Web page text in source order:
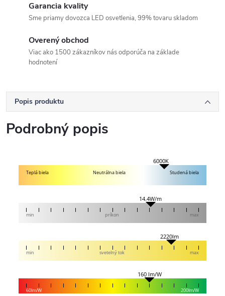
Garancia kvality
Sme priamy dovozca LED osvetlenia, 99% tovaru skladom
Overený obchod
Viac ako 1500 zákazníkov nás odporúča na základe
hodnotení
Popis produktu
Podrobný popis
6000K
Teplá biela Neutrálna biela Studená biela
14.4W/m
min príkon max
2220lm
min svetelný tok max
160 lm/W
60lm/W 200lm/W